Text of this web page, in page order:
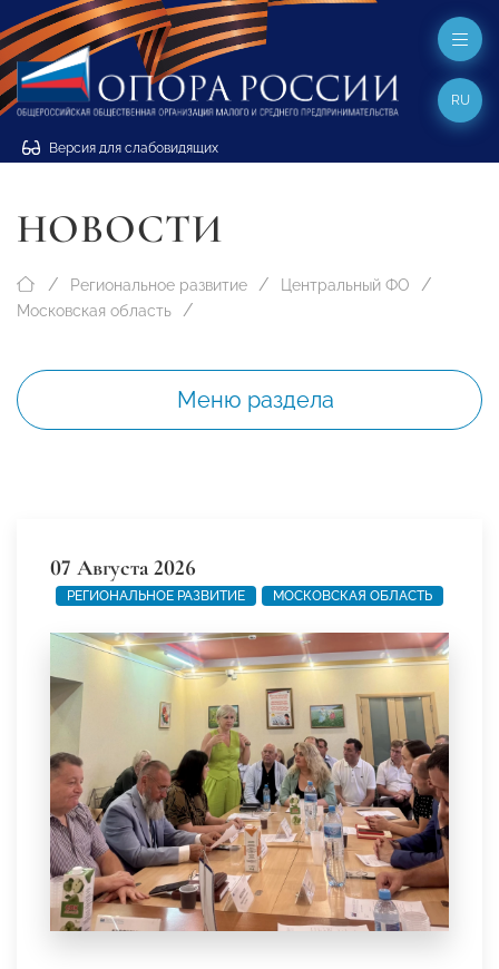
Версия для слабовидящих
RU
НОВОСТИ
Региональное развитие
Центральный ФО
Московская область
Меню раздела
07 Августа 2026
РЕГИОНАЛЬНОЕ РАЗВИТИЕ МОСКОВСКАЯ ОБЛАСТЬ